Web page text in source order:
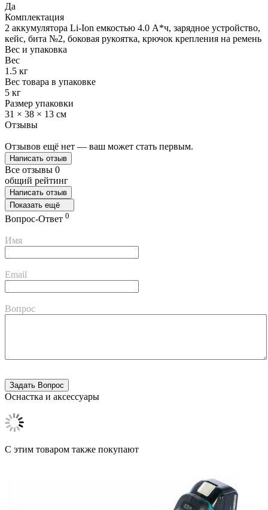
Да
Комплектация
2 аккумулятора Li-Ion емкостью 4.0 А*ч, зарядное устройство,
кейс, бита №2, боковая рукоятка, крючок крепления на ремень
Вес и упаковка
Вес
1.5 кг
Вес товара в упаковке
5 кг
Размер упаковки
31 × 38 × 13 см
Отзывы
Отзывов ещё нет — ваш может стать первым.
Написать отзыв
Все отзывы 0
общий рейтинг
Написать отзыв
Показать ещё
Вопрос-Ответ 0
Имя
Email
Вопрос
Оснастка и аксессуары
C этим товаром также покупают